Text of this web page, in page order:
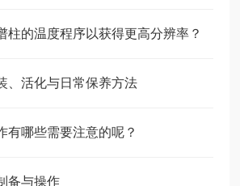
柱的温度程序以获得更高分辨率？
、活化与日常保养方法
有哪些需要注意的呢？
备与操作